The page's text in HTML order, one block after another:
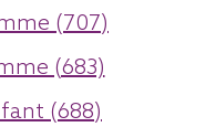
(707)
(683)
(688)